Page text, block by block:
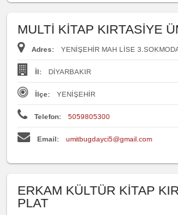
MULTİ KİTAP KIRTASİYE
Adres: YENİŞEHİR MAH LİSE
İl: DİYARBAKIR
İlçe: YENİŞEHİR
Telefon: 5059805300
Email: umitbugdayci5@gmail.com
ERKAM KÜLTÜR KİTAP
PLAT